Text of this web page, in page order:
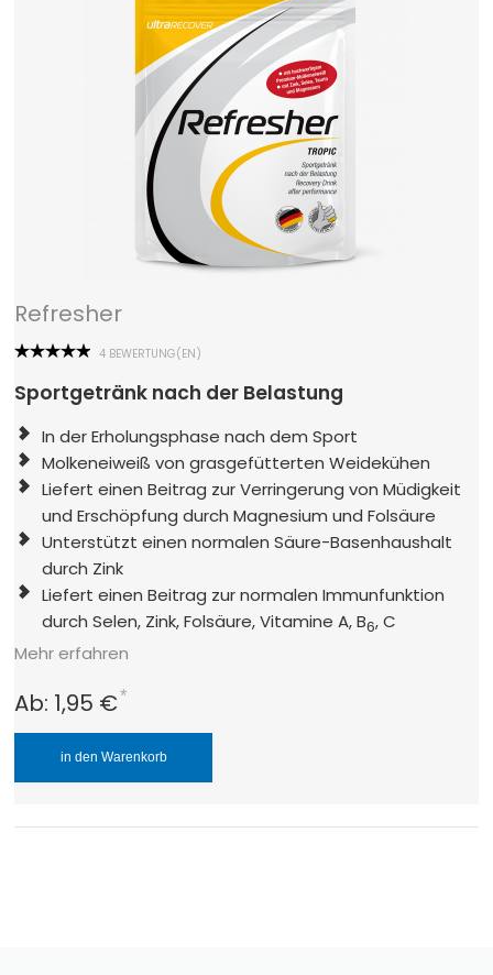
Refresher
4 BEWERTUNG(EN)
Sportgetränk nach der Belastung
In der Erholungsphase nach dem Sport
Molkeneiweiß von grasgefütterten Weidekühen
Liefert einen Beitrag zur Verringerung von Müdigkeit
und Erschöpfung durch Magnesium und Folsäure
Unterstützt einen normalen Säure-Basenhaushalt
durch Zink
Liefert einen Beitrag zur normalen Immunfunktion
durch Selen, Zink, Folsäure, Vitamine A, B6, C
Mehr erfahren
Ab: 1,95 €*
in den Warenkorb